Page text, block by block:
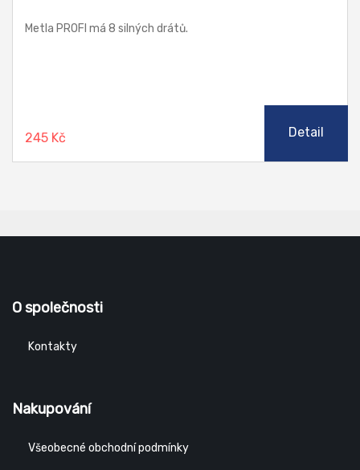
Metla PROFI má 8 silných drátů.
245 Kč Detail
O společnosti
Kontakty
Nakupování
Všeobecné obchodní podmínky